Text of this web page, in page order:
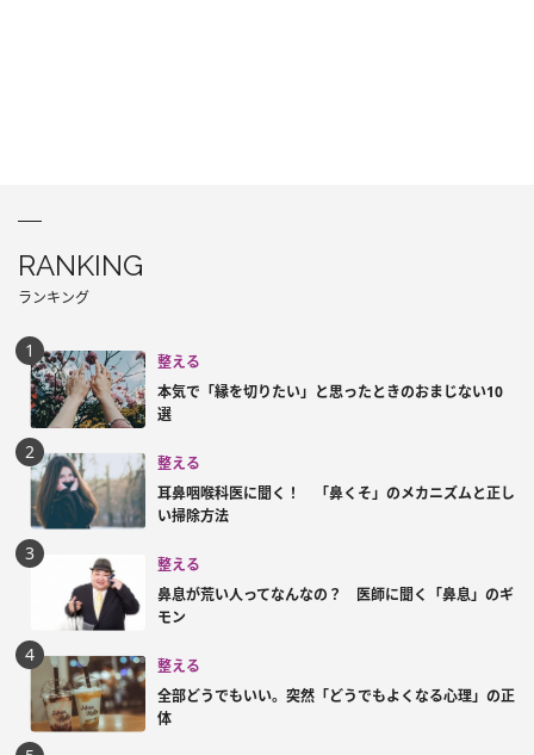
RANKING
ランキング
整える
本気で「縁を切りたい」と思ったときのおまじない10
選
整える
耳鼻咽喉科医に聞く！ 「鼻くそ」のメカニズムと正し
い掃除方法
整える
鼻息が荒い人ってなんなの？ 医師に聞く「鼻息」のギ
モン
整える
全部どうでもいい。突然「どうでもよくなる心理」の正
体